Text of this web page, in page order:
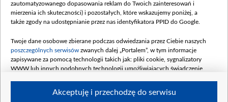
Dofinansowanie 900 000 000,00 PLN
Data podpisania umowy: LUTY 2026 (wpłata
kwiecień 180 mln, 7 maja 180 mln, 8
czerwca 90 mln)
Dofinansowanie 250 000 000,00 PLN
4 sierpnia 250 mln
zautomatyzowanego dopasowania reklam do Twoich zainteresowań i
mierzenia ich skuteczności) i pozostałych, które wskazujemy poniżej, a
także zgody na udostępnianie przez nas identyfikatora PPID do Google.
Twoje dane osobowe zbierane podczas odwiedzania przez Ciebie naszych
poszczególnych serwisów zwanych dalej „Portalem”, w tym informacje
zapisywane za pomocą technologii takich jak: pliki cookie, sygnalizatory
WWW lub innych podobnych technologii umożliwiających świadczenie
Akceptuję i przechodzę do serwisu